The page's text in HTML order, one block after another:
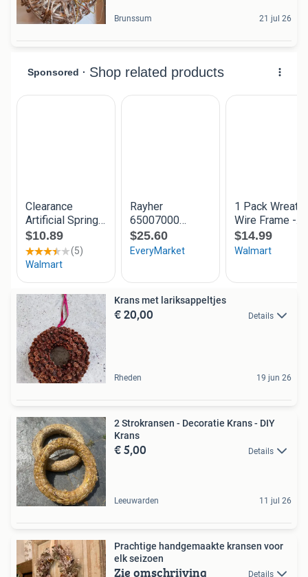
Brunssum 21 jul 26
Krans met lariksappeltjes
€ 20,00 Details
Rheden 19 jun 26
2 Strokransen - Decoratie Krans - DIY
Krans
€ 5,00 Details
Leeuwarden 11 jul 26
Prachtige handgemaakte kransen voor
elk seizoen
Zie omschrijving Details